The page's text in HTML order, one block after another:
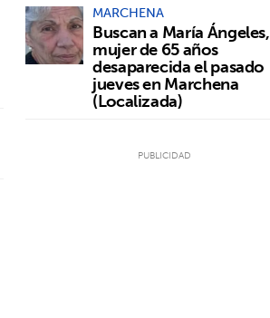
MARCHENA
Buscan a María Ángeles,
mujer de 65 años
desaparecida el pasado
jueves en Marchena
(Localizada)